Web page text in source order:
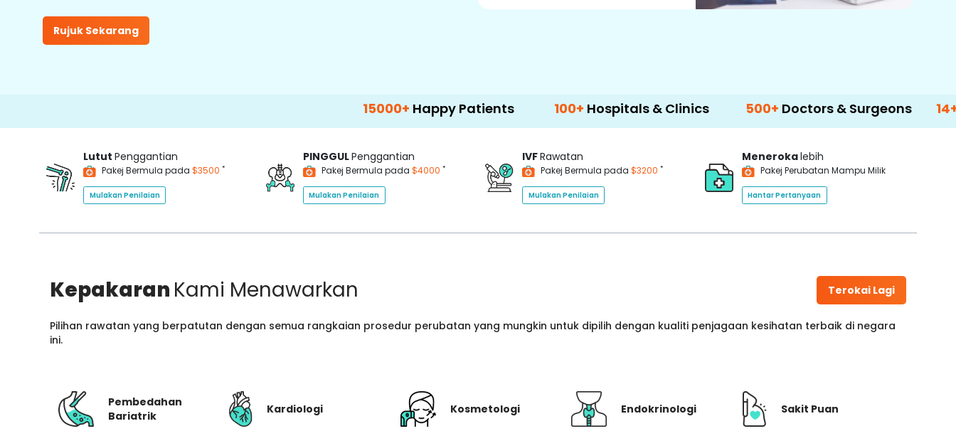
Rujuk Sekarang
Happy Patients 100+ Hospitals & Clinics 500+ Doctors & Surgeons 14+
Lutut Penggantian
Pakej Bermula pada $3500 *
Mulakan Penilaian
PINGGULPenggantian
Pakej Bermula pada $4000 *
Mulakan Penilaian
IVFRawatan
Pakej Bermula pada $3200 *
Mulakan Penilaian
Menerokalebih
Pakej Perubatan Mampu Milik
Hantar Pertanyaan
Kepakaran Kami Menawarkan Terokai Lagi
Pilihan rawatan yang berpatutan dengan semua rangkaian prosedur perubatan yang mungkin untuk dipilih dengan kualiti penjagaan kesihatan terbaik di negara
ini.
Pembedahan
Bariatrik
Kardiologi Kosmetologi Endokrinologi Sakit Puan